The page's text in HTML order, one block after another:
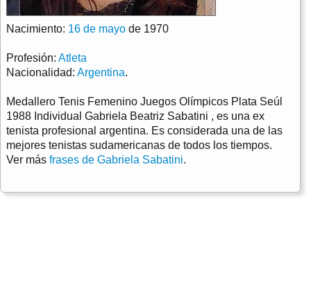
Nacimiento: 16 de mayo de 1970
Profesión: Atleta
Nacionalidad: Argentina.
Medallero Tenis Femenino Juegos Olímpicos Plata Seúl
1988 Individual Gabriela Beatriz Sabatini , es una ex
tenista profesional argentina. Es considerada una de las
mejores tenistas sudamericanas de todos los tiempos.
Ver más frases de Gabriela Sabatini.